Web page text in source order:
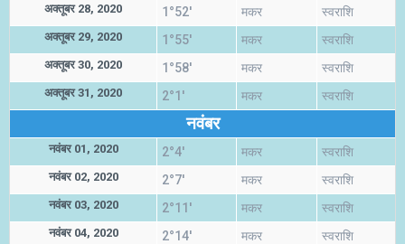
अक्तूबर 28, 2020 1°52' मकर स्वराशि
अक्तूबर 29, 2020 1°55' मकर स्वराशि
अक्तूबर 30, 2020 1°58' मकर स्वराशि
अक्तूबर 31, 2020 2°1' मकर स्वराशि
नवंबर
नवंबर 01, 2020 2°4' मकर स्वराशि
नवंबर 02, 2020 2°7' मकर स्वराशि
नवंबर 03, 2020 2°11' मकर स्वराशि
नवंबर 04, 2020 2°14' मकर स्वराशि